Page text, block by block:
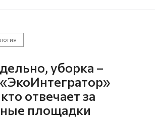
уборка –
отвечает за
площадки